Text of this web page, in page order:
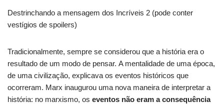
Destrinchando a mensagem dos Incríveis 2 (pode conter
vestígios de spoilers)
Tradicionalmente, sempre se considerou que a história era o
resultado de um modo de pensar. A mentalidade de uma época,
de uma civilização, explicava os eventos históricos que
ocorreram. Marx inaugurou uma nova maneira de interpretar a
história: no marxismo, os eventos não eram a consequência